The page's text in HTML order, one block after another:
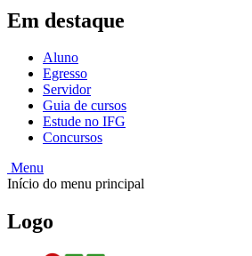
Em destaque
Aluno
Egresso
Servidor
Guia de cursos
Estude no IFG
Concursos
Menu
Início do menu principal
Logo